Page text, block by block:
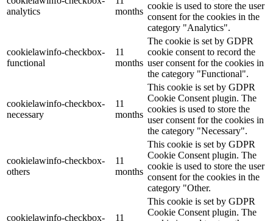
analytics
months
cookie is used to store the user
consent for the cookies in the
category "Analytics".
cookielawinfo-checkbox-
functional
11
months
The cookie is set by GDPR
cookie consent to record the
user consent for the cookies in
the category "Functional".
cookielawinfo-checkbox-
necessary
11
months
This cookie is set by GDPR
Cookie Consent plugin. The
cookies is used to store the
user consent for the cookies in
the category "Necessary".
cookielawinfo-checkbox-
others
11
months
This cookie is set by GDPR
Cookie Consent plugin. The
cookie is used to store the user
consent for the cookies in the
category "Other.
cookielawinfo-checkbox-
11
This cookie is set by GDPR
Cookie Consent plugin. The